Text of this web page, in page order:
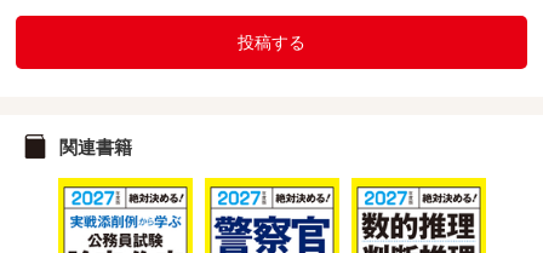
投稿する
関連書籍